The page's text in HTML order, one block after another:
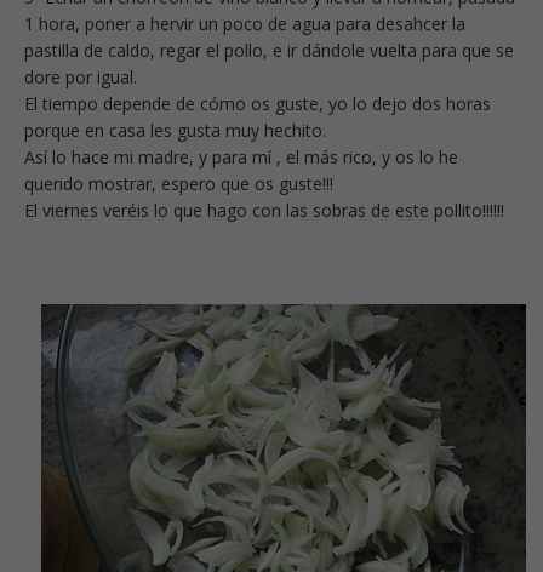
1 hora, poner a hervir un poco de agua para desahcer la
pastilla de caldo, regar el pollo, e ir dándole vuelta para que se
dore por igual.
El tiempo depende de cómo os guste, yo lo dejo dos horas
porque en casa les gusta muy hechito.
Así lo hace mi madre, y para mí , el más rico, y os lo he
querido mostrar, espero que os guste!!!
El viernes veréis lo que hago con las sobras de este pollito!!!!!!